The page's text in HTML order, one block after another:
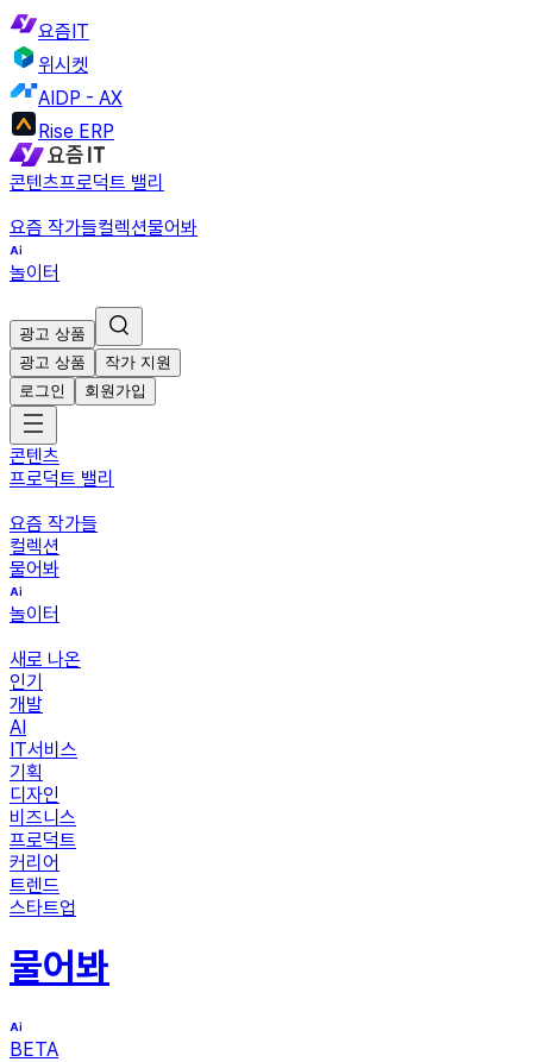
요즘IT
위시켓
AIDP - AX
Rise ERP
콘텐츠프로덕트 밸리
요즘 작가들컬렉션물어봐
놀이터
광고 상품
광고 상품
작가 지원
로그인
회원가입
콘텐츠
프로덕트 밸리
요즘 작가들
컬렉션
물어봐
놀이터
새로 나온
인기
개발
AI
IT서비스
기획
디자인
비즈니스
프로덕트
커리어
트렌드
스타트업
물어봐
BETA